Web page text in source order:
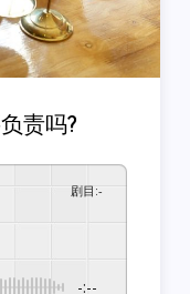
责吗?
剧目 :-
-:--